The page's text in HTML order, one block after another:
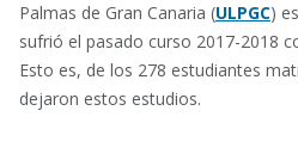
Palmas de Gran Canaria (ULPGC)
sufrió el pasado curso 2017-2018
Esto es, de los 278 estudiantes
dejaron estos estudios.